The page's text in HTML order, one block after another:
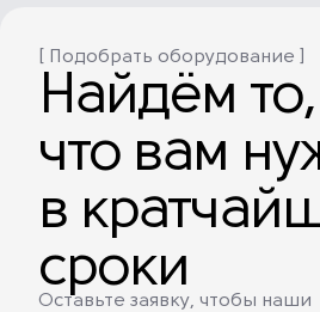
[ Подобрать оборудование ]
Найдём то,
что вам
в
сроки
Оставьте заявку, чтобы наши